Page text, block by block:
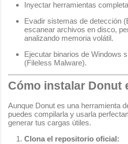
Inyectar herramientas
Evadir sistemas de detección
escanear archivos en disco,
analizando memoria volátil.
Ejecutar binarios de Windows
(Fileless Malware).
Cómo instalar Donut
Aunque Donut es una herramienta
puedes compilarla y usarla
generar tus cargas útiles.
Clona el repositorio oficial: